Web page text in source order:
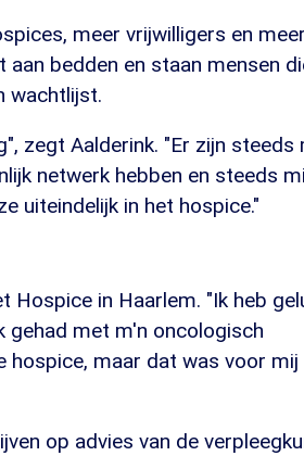
meer vrijwilligers en
bedden en staan mensen
wachtlijst.
zegt Aalderink. "Er zijn steeds
netwerk hebben en steeds
uiteindelijk in het hospice."
in Haarlem. "Ik heb
gehad met m'n oncologisch
hospice, maar dat was voor
op advies van de